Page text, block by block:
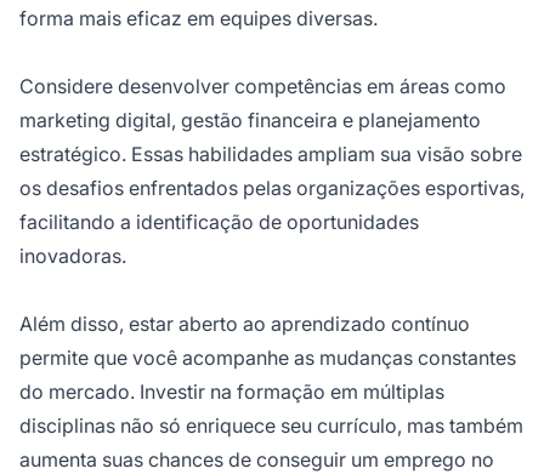
forma mais eficaz em equipes diversas.
Considere desenvolver competências em áreas como
marketing digital, gestão financeira e planejamento
estratégico. Essas habilidades ampliam sua visão sobre
os desafios enfrentados pelas organizações esportivas,
facilitando a identificação de oportunidades
inovadoras.
Além disso, estar aberto ao aprendizado contínuo
permite que você acompanhe as mudanças constantes
do mercado. Investir na formação em múltiplas
disciplinas não só enriquece seu currículo, mas também
aumenta suas chances de conseguir um emprego no